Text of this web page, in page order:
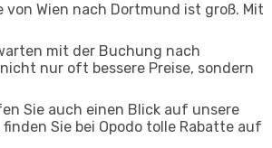
Wien nach Dortmund ist groß. Mit
mit der Buchung nach
nur oft bessere Preise, sondern
Sie auch einen Blick auf unsere
Sie bei Opodo tolle Rabatte auf